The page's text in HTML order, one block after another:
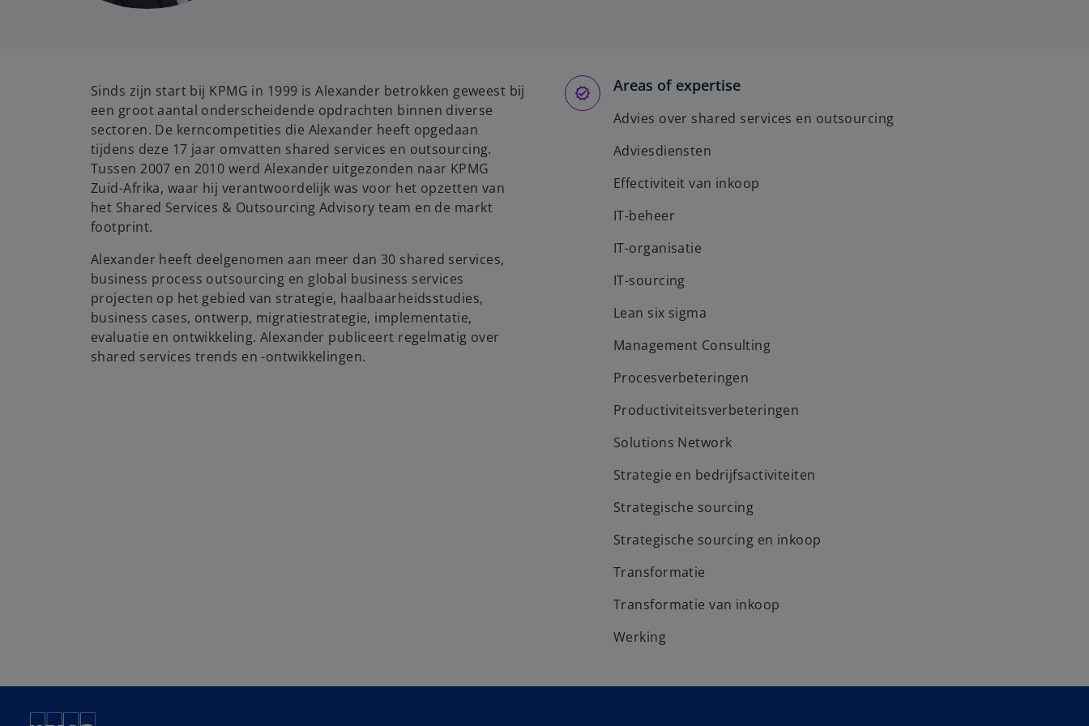
Sinds zijn start bij KPMG in 1999 is Alexander betrokken geweest bij
een groot aantal onderscheidende opdrachten binnen diverse
sectoren. De kerncompetities die Alexander heeft opgedaan
tijdens deze 17 jaar omvatten shared services en outsourcing.
Tussen 2007 en 2010 werd Alexander uitgezonden naar KPMG
Zuid-Afrika, waar hij verantwoordelijk was voor het opzetten van
het Shared Services & Outsourcing Advisory team en de markt
footprint.
Alexander heeft deelgenomen aan meer dan 30 shared services,
business process outsourcing en global business services
projecten op het gebied van strategie, haalbaarheidsstudies,
business cases, ontwerp, migratiestrategie, implementatie,
evaluatie en ontwikkeling. Alexander publiceert regelmatig over
shared services trends en -ontwikkelingen.
Areas of expertise
Advies over shared services en outsourcing
Adviesdiensten
Effectiviteit van inkoop
IT-beheer
IT-organisatie
IT-sourcing
Lean six sigma
Management Consulting
Procesverbeteringen
Productiviteitsverbeteringen
Solutions Network
Strategie en bedrijfsactiviteiten
Strategische sourcing
Strategische sourcing en inkoop
Transformatie
Transformatie van inkoop
Werking